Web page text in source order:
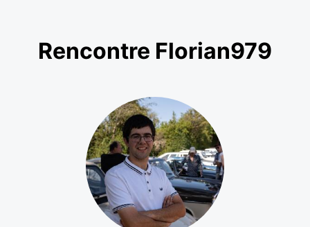
Rencontre Florian979